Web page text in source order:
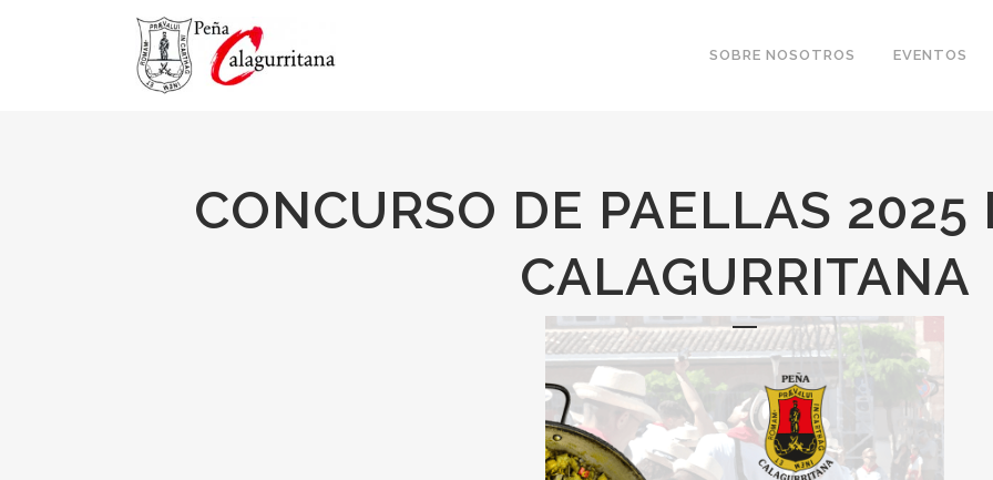
SOBRE NOSOTROS EVENTOS
CONCURSO DE PAELLAS 2025
CALAGURRITANA